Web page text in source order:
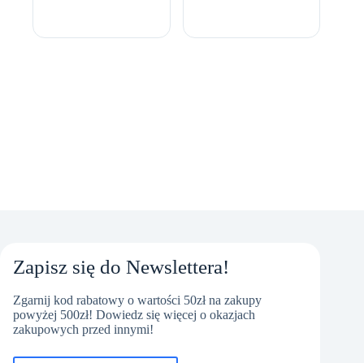
Zapisz się do Newslettera!
Zgarnij kod rabatowy o wartości 50zł na zakupy
powyżej 500zł! Dowiedz się więcej o okazjach
zakupowych przed innymi!